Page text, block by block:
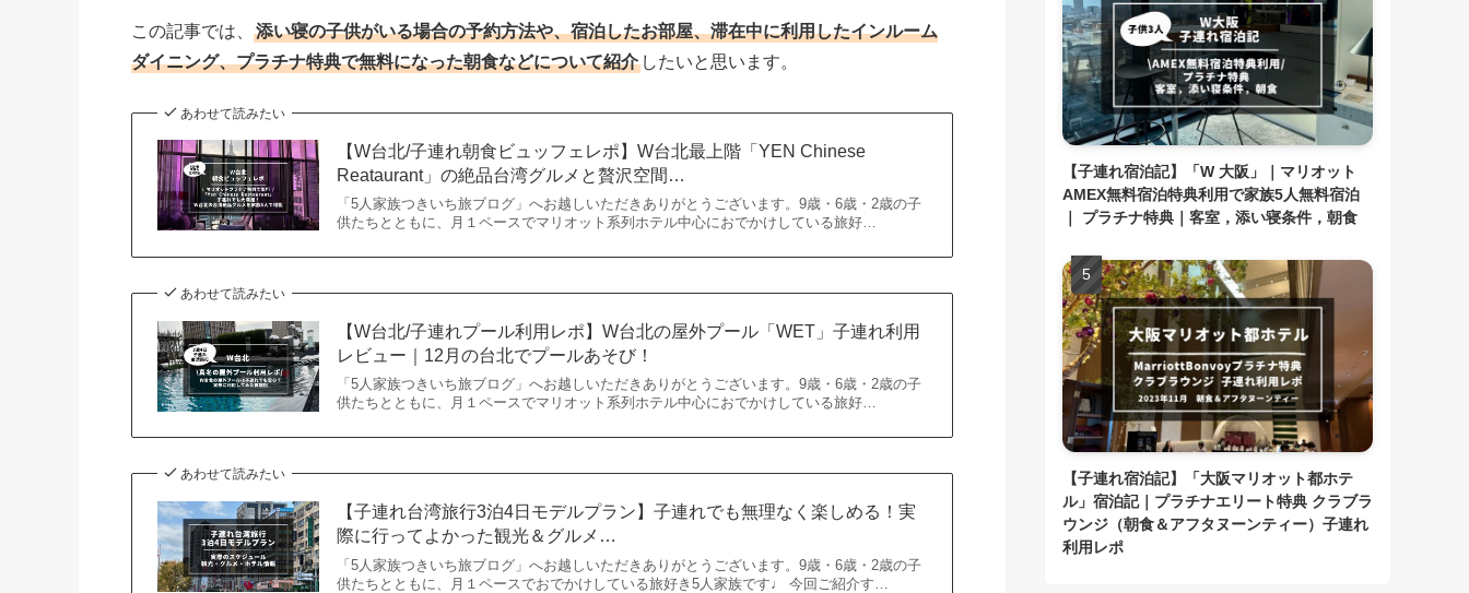
この記事では、
添い寝の子供がいる場合の予約方法や、宿泊したお部屋、滞在中に利用したインルーム
ダイニング、プラチナ特典で無料になった朝食などについて紹介 したいと思います。
あわせて読みたい
【W台北/子連れ朝食ビュッフェレポ】W台北最上階「YEN Chinese
Reataurant」の絶品台湾グルメと贅沢空間…
「5人家族つきいち旅ブログ」へお越しいただきありがとうございます。9歳・6歳・2歳の子
供たちとともに、月１ペースでマリオット系列ホテル中心におでかけしている旅好…
あわせて読みたい
【W台北/子連れプール利用レポ】W台北の屋外プール「WET」子連れ利用
レビュー｜12月の台北でプールあそび！
「5人家族つきいち旅ブログ」へお越しいただきありがとうございます。9歳・6歳・2歳の子
供たちとともに、月１ペースでマリオット系列ホテル中心におでかけしている旅好…
あわせて読みたい
【子連れ台湾旅行3泊4日モデルプラン】子連れでも無理なく楽しめる！実
際に行ってよかった観光＆グルメ…
「5人家族つきいち旅ブログ」へお越しいただきありがとうございます。9歳・6歳・2歳の子
供たちとともに、月１ペースでおでかけしている旅好き5人家族です♩ 今回ご紹介す…
【子連れ宿泊記】「W 大阪」｜マリオット
AMEX無料宿泊特典利用で家族5人無料宿泊
｜ プラチナ特典｜客室，添い寝条件，朝食
【子連れ宿泊記】「大阪マリオット都ホテ
ル」宿泊記｜プラチナエリート特典 クラブラ
ウンジ（朝食＆アフタヌーンティー）子連れ
利用レポ